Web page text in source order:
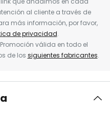
al cliente a través de
más información, por favor,
de privacidad.
válida en todo el
de los siguientes fabricantes.